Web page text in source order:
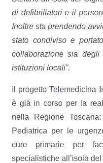
di defibrillatori e il
Inoltre sta prendendo
stato condiviso e
collaborazione sia
istituzioni locali”.
Il progetto Telemedicina
è già in corso per la
nella Regione
Pediatrica per le
cure primarie per
specialistiche all’isola